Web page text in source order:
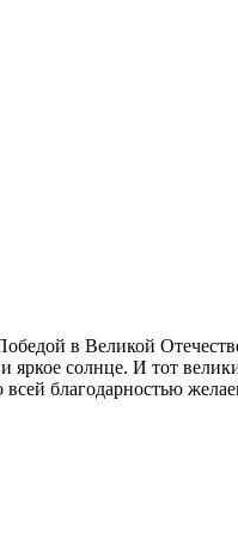
в Великой
яркое солнце. И тот
благодарностью